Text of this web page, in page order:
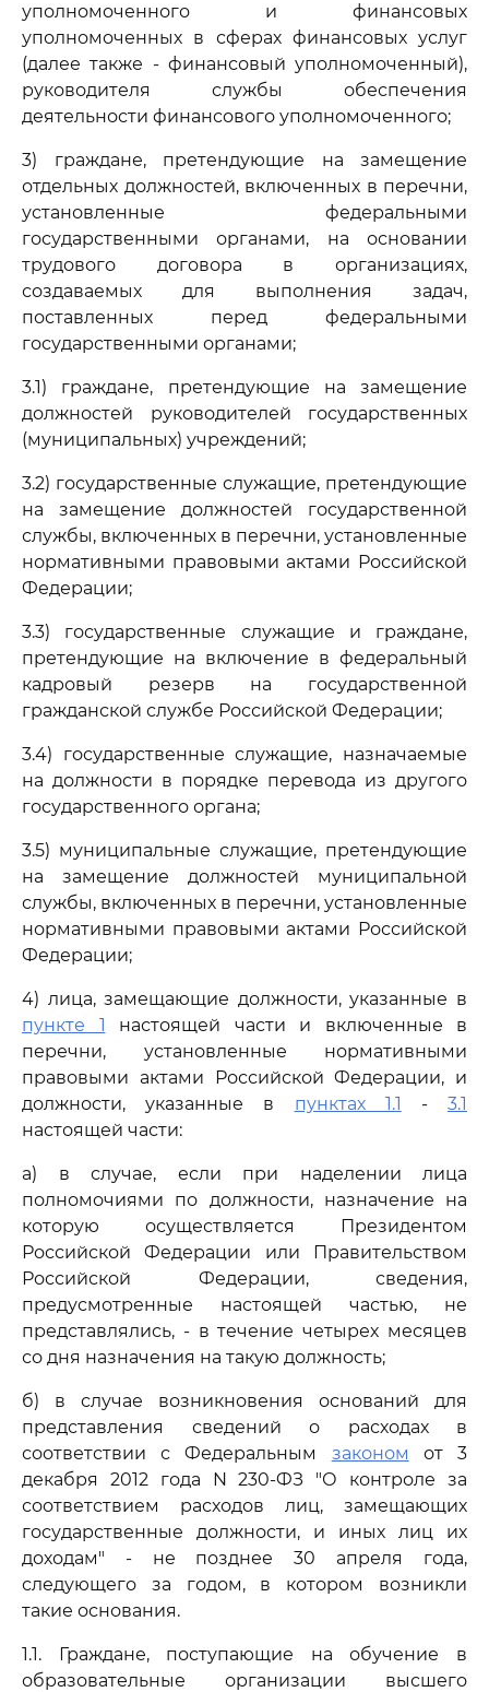
уполномоченного и финансовых
уполномоченных в сферах финансовых услуг
(далее также - финансовый уполномоченный),
руководителя службы обеспечения
деятельности финансового уполномоченного;
3) граждане, претендующие на замещение
отдельных должностей, включенных в перечни,
установленные федеральными
государственными органами, на основании
трудового договора в организациях,
создаваемых для выполнения задач,
поставленных перед федеральными
государственными органами;
3.1) граждане, претендующие на замещение
должностей руководителей государственных
(муниципальных) учреждений;
3.2) государственные служащие, претендующие
на замещение должностей государственной
службы, включенных в перечни, установленные
нормативными правовыми актами Российской
Федерации;
3.3) государственные служащие и граждане,
претендующие на включение в федеральный
кадровый резерв на государственной
гражданской службе Российской Федерации;
3.4) государственные служащие, назначаемые
на должности в порядке перевода из другого
государственного органа;
3.5) муниципальные служащие, претендующие
на замещение должностей муниципальной
службы, включенных в перечни, установленные
нормативными правовыми актами Российской
Федерации;
4) лица, замещающие должности, указанные в
пункте 1 настоящей части и включенные в
перечни, установленные нормативными
правовыми актами Российской Федерации, и
должности, указанные в пунктах 1.1 -3.1
настоящей части:
а) в случае, если при наделении лица
полномочиями по должности, назначение на
которую осуществляется Президентом
Российской Федерации или Правительством
Российской Федерации, сведения,
предусмотренные настоящей частью, не
представлялись, - в течение четырех месяцев
со дня назначения на такую должность;
б) в случае возникновения оснований для
представления сведений о расходах в
соответствии с Федеральным законом от 3
декабря 2012 года N 230-ФЗ "О контроле за
соответствием расходов лиц, замещающих
государственные должности, и иных лиц их
доходам" - не позднее 30 апреля года,
следующего за годом, в котором возникли
такие основания.
1.1. Граждане, поступающие на обучение в
образовательные организации высшего